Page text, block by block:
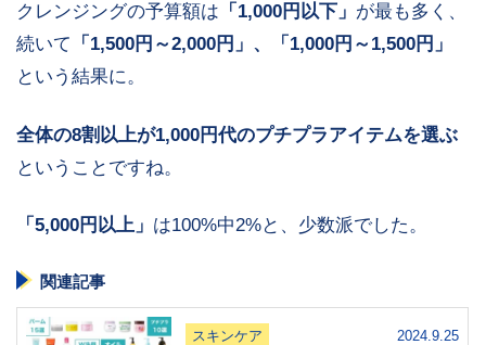
クレンジングの予算額は 「1,000円以下」 が最も多く、
続いて
「1,500円～2,000円」、「1,000円～1,500円」
という結果に。
全体の8割以上が1,000円代のプチプラアイテムを選ぶ
ということですね。
「5,000円以上」 は100%中2%と、少数派でした。
関連記事
スキンケア 2024.9.25